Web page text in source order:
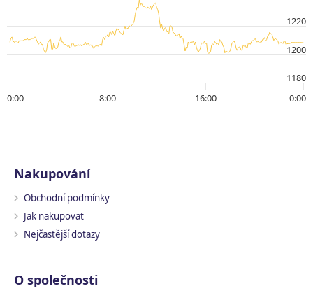
0:00 8:00 16:00 0:00
1180
1200
1220
Nakupování
Obchodní podmínky
Jak nakupovat
Nejčastější dotazy
O společnosti